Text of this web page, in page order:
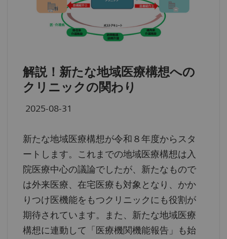
解説！新たな地域医療構想への
クリニックの関わり
2025-08-31
新たな地域医療構想が令和８年度からスタ
ートします。これまでの地域医療構想は入
院医療中心の議論でしたが、新たなもので
は外来医療、在宅医療も対象となり、かか
りつけ医機能をもつクリニックにも役割が
期待されています。また、新たな地域医療
構想に連動して「医療機関機能報告」も始